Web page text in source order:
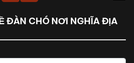
ĐÀN CHÓ NƠI NGHĨA ĐỊA